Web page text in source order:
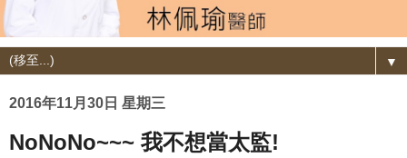
▼
2016年11月30日 星期三
NoNoNo~~~ 我不想當太監!